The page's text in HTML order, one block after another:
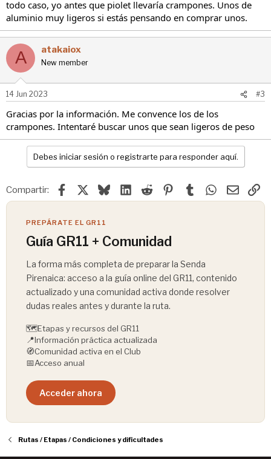
todo caso, yo antes que piolet llevaría crampones. Unos de
aluminio muy ligeros si estás pensando en comprar unos.
A atakaiox
New member
14 Jun 2023 #3
Gracias por la información. Me convence los de los
crampones. Intentaré buscar unos que sean ligeros de peso
Debes iniciar sesión o registrarte para responder aquí.
Compartir: FacebookBlueskyLinkedIn
Reddit Pinterest
Tumblr WhatsApp
Email
PREPÁRATE EL GR11
Guía GR11 + Comunidad
La forma más completa de preparar la Senda
Pirenaica: acceso a la guía online del GR11, contenido
actualizado y una comunidad activa donde resolver
dudas reales antes y durante la ruta.
🗺️Etapas y recursos del GR11
📍Información práctica actualizada
🧭Comunidad activa en el Club
📅Acceso anual
Acceder ahora
Rutas / Etapas / Condiciones y dificultades